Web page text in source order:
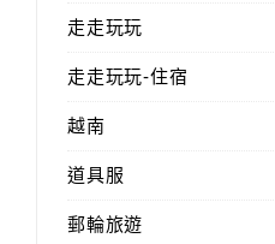
走走玩玩
走走玩玩-住宿
越南
道具服
郵輪旅遊